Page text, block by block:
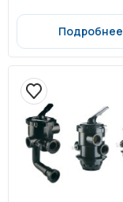
Подробнее